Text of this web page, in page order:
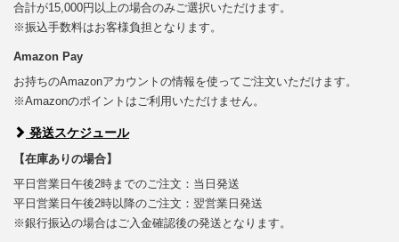
合計が15,000円以上の場合のみご選択いただけます。
※振込手数料はお客様負担となります。
Amazon Pay
お持ちのAmazonアカウントの情報を使ってご注文いただけます。
※Amazonのポイントはご利用いただけません。
発送スケジュール
【在庫ありの場合】
平日営業日午後2時までのご注文：当日発送
平日営業日午後2時以降のご注文：翌営業日発送
※銀行振込の場合はご入金確認後の発送となります。